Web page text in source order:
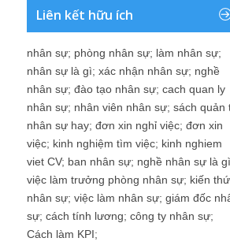
Liên kết hữu ích
nhân sự; phòng nhân sự; làm nhân sự;
nhân sự là gì; xác nhận nhân sự; nghề
nhân sự; đào tạo nhân sự; cach quan ly
nhân sự; nhân viên nhân sự; sách quản
nhân sự hay; đơn xin nghỉ việc; đơn xin
việc; kinh nghiệm tìm việc; kinh nghiem
viet CV; ban nhân sự; nghề nhân sự là gì
việc làm trưởng phòng nhân sự; kiến
nhân sự; việc làm nhân sự; giám đốc
sự; cách tính lương; công ty nhân sự;
Cách làm KPI;